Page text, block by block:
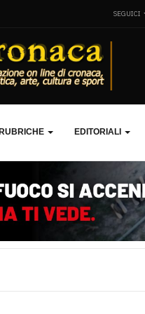
SEGUICI
RUBRICHE EDITORIALI